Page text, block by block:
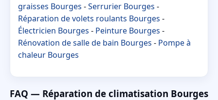
graisses Bourges -Serrurier Bourges -
Réparation de volets roulants Bourges -
Électricien Bourges - Peinture Bourges -
Rénovation de salle de bain Bourges - Pompe à
chaleur Bourges
FAQ — Réparation de climatisation Bourges